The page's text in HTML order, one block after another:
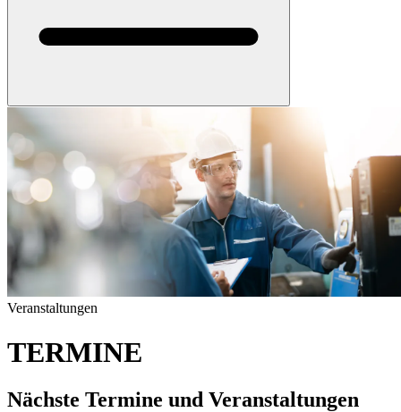
Veranstaltungen
TERMINE
Nächste Termine und Veranstaltungen